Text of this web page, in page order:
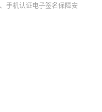
手机认证电子签名保障安